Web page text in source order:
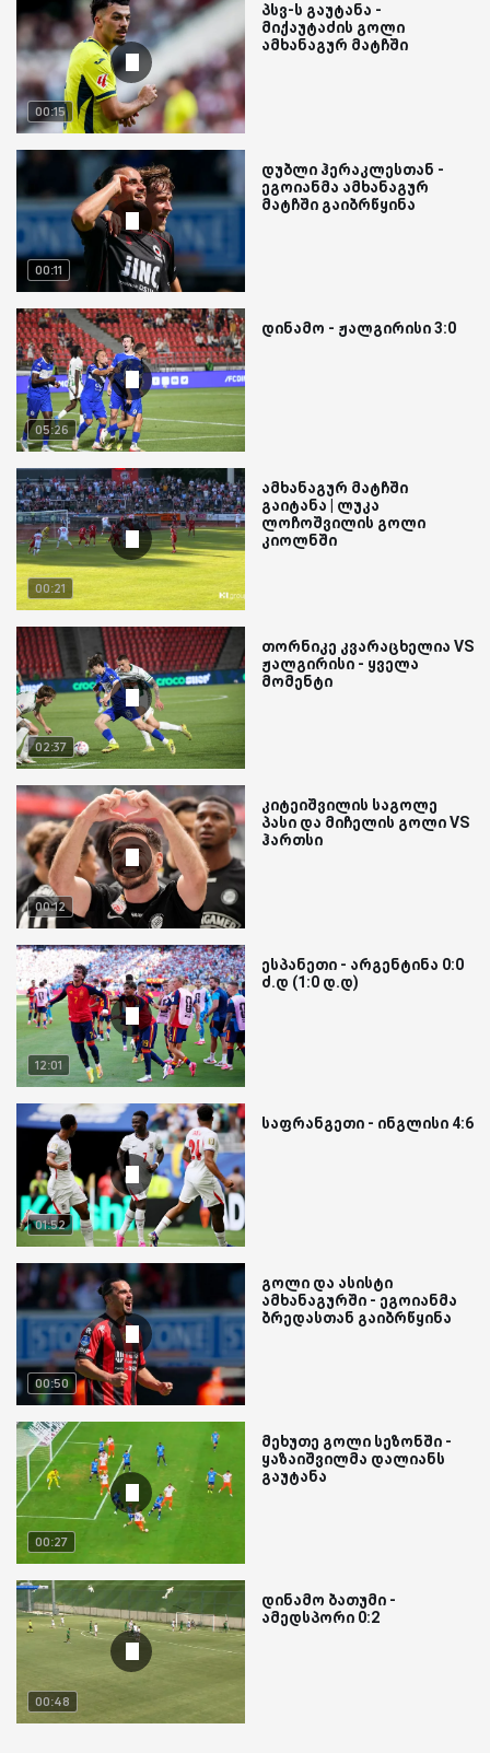
00:15
პსვ-ს გაუტანა -
მიქაუტაძის გოლი
ამხანაგურ მატჩში
00:11
დუბლი ჰერაკლესთან -
ეგოიანმა ამხანაგურ
მატჩში გაიბრწყინა
05:26
დინამო - ჟალგირისი 3:0
00:21
ამხანაგურ მატჩში
გაიტანა | ლუკა
ლოჩოშვილის გოლი
კიოლნში
02:37
თორნიკე კვარაცხელია VS
ჟალგირისი - ყველა
მომენტი
00:12
კიტეიშვილის საგოლე
პასი და მიჩელის გოლი VS
ჰართსი
12:01
ესპანეთი - არგენტინა 0:0
ძ.დ (1:0 დ.დ)
01:52
საფრანგეთი - ინგლისი 4:6
00:50
გოლი და ასისტი
ამხანაგურში - ეგოიანმა
ბრედასთან გაიბრწყინა
00:27
მეხუთე გოლი სეზონში -
ყაზაიშვილმა დალიანს
გაუტანა
00:48
დინამო ბათუმი -
ამედსპორი 0:2